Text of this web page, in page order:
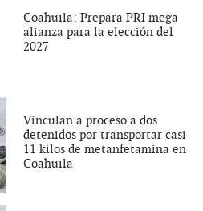
Coahuila: Prepara PRI mega
alianza para la elección del
2027
Vinculan a proceso a dos
detenidos por transportar casi
11 kilos de metanfetamina en
Coahuila